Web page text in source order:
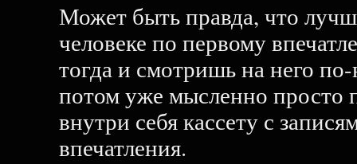
Может быть правда, что
человеке по первому
тогда и смотришь на него
потом уже мысленно просто
внутри себя кассету с
впечатления.